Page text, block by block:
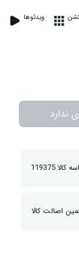
ویدئوها
ندارد
کالا119375
اصالت کالا